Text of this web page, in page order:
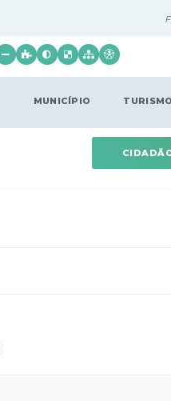
MUNICÍPIO TURISMO